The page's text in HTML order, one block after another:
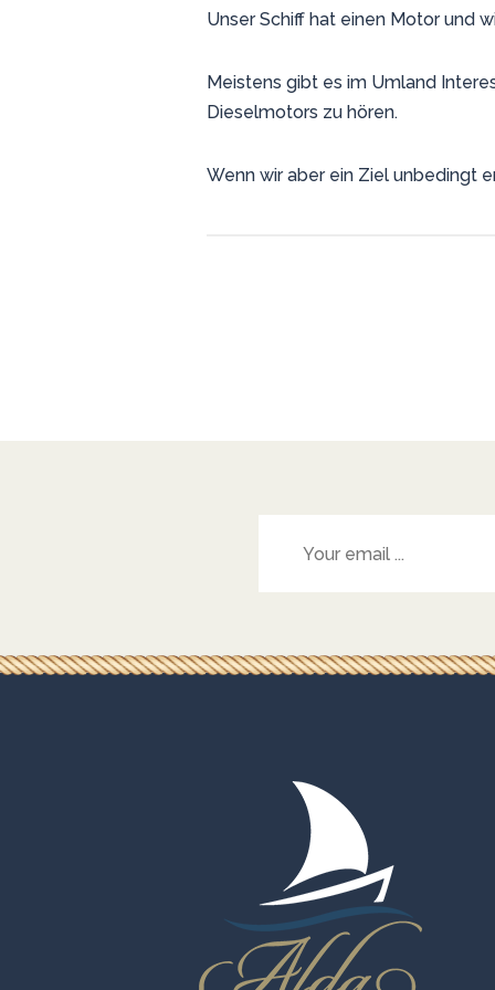
Unser Schiff hat einen Motor und
Meistens gibt es im Umland
Dieselmotors zu hören.
Wenn wir aber ein Ziel unbedingt